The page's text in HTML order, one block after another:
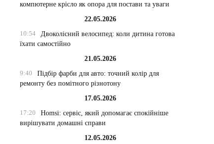
компютерне крісло як опора для постави та уваги
22.05.2026
10:54
Двоколісний велосипед: коли дитина готова
їхати самостійно
21.05.2026
9:40
Підбір фарби для авто: точний колір для
ремонту без помітного різнотону
17.05.2026
17:20
Homsi: сервіс, який допомагає спокійніше
вирішувати домашні справи
12.05.2026